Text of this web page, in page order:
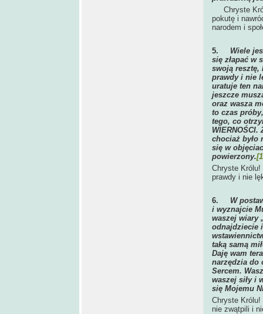
Chryste
pokutę i
narodem i
5. Wiele
się złapać w
swoją resztę,
prawdy i nie
uratuje ten
jeszcze
oraz wasza
to czas
tego, co
chociaż było
się w
powierzony.
Chryste Królu!
prawdy i nie
6. W
i wyznajcie
waszej wiary
odnajdziecie
taką samą
Daję wam
narzędzia do
Sercem.
waszej siły i
się Mojemu
Chryste
nie zwątpili i